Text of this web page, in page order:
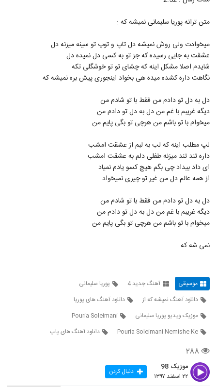
2115
2116
2117
دانلود آهنگ تنهام نذار از شهرام ستاری به
همراه متن ترانه
2118
دانلود آهنگ شهرام شرقی آینده چه خواهد شد
(Shahram Sharghi Ayande Che
Khaahad Shod)
۲۶۶ بازدید
2119
دانلود آهنگ شهرام زندی تو برگشتی
(Shahram Zandi To Bargashti)
۳۴۱ بازدید
دانلود آهنگ جدید و زیبای شهروز اجمالی با نام
۴۷۱ بازدید
آهنگ سیاوش پالاهنگ بنام بارون
۳۳۶ بازدید
2124
دانلود آهنگ شباهنگ (جدید) ریسک
آهنگ فصل پنجم از حمید ترابی(پاپ)
۲۵۶ بازدید
متن ترانه پوریا سلیمانی نمیشه که :
میخوادت ولی روش نمیشه دل تاپ و توپ تو سینه میزنه دل
عشقت به جایی رسیده که جز تو به کسی دل نمیده دل
شایدم اصلا مشکل اینه که چشای تو تو خوشگلی تکه
نگاهت داره کشده میده هی بخواد اینجوری پیش بره نمیشه که
دل به دل تو دادم من فقط با تو شادم من
دیگه غریبم با غم من دل به دل تو دادم من
میخوام با تو باشم من هرچی تو بگی پایم من
لپ مطلب اینه که لب به لبم از عشقت امشب
داره تند تند میزنه طفلی دلم به عشقت امشب
ای داد بیداد چی بگم هیچ کسو یادم نمیاد
از همه عالم دل من غیر تو چیزی نمیخواد
دل به دل تو دادم من فقط با تو شادم من
دیگه غریبم با غم من دل به دل تو دادم من
میخوام با تو باشم من هرچی تو بگی پایم من
نمی شه که
موسیقی آهنگ جدید 4
پوریا سلیمانی
دانلود آهنگ نمیشه که از
دانلود آهنگ های پوریا
موزیک ویدیو پوریا سلیمانی
Pouria Soleimani
Pouria Soleimani Nemishe Ke
دانلود آهنگ های پاپ
۲۸۸
موزیک 98
۲۲ اسفند ۱۳۹۷ دنبال کردن